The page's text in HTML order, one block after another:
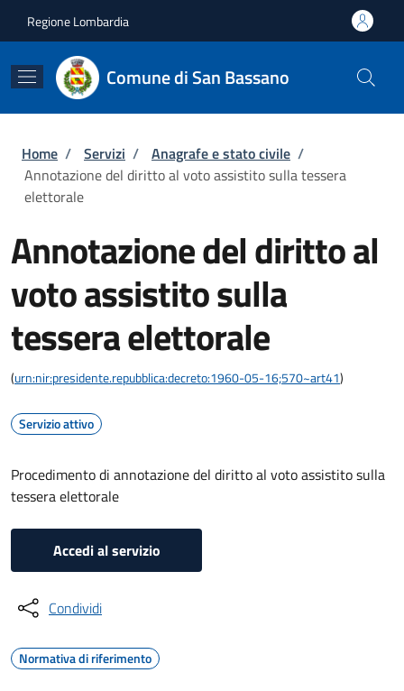
Regione Lombardia
Comune di San Bassano
Briciole di pane
Home / Servizi / Anagrafe e stato civile /
Annotazione del diritto al voto assistito sulla tessera
elettorale
Annotazione del diritto al
voto assistito sulla
tessera elettorale
(urn:nir:presidente.repubblica:decreto:1960-05-16;570~art41)
Servizio attivo
Procedimento di annotazione del diritto al voto assistito sulla
tessera elettorale
Accedi al servizio
Condividi
Normativa di riferimento